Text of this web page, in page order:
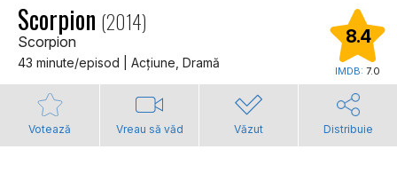
Scorpion (2014)
Scorpion
43 minute/episod | Acţiune, Dramă
8.4
IMDB: 7.0
Votează Vreau să văd Văzut Distribuie